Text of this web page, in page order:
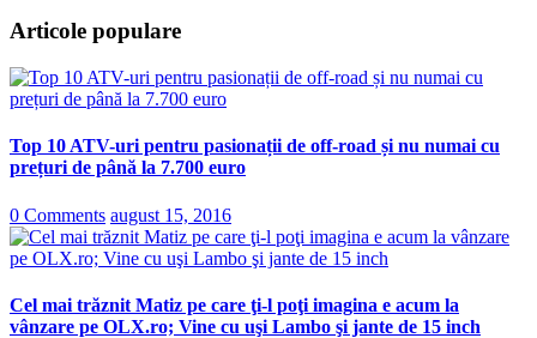
Articole populare
Top 10 ATV-uri pentru pasionații de off-road și nu numai cu
prețuri de până la 7.700 euro
0 Comments august 15, 2016
Cel mai trăznit Matiz pe care ţi-l poţi imagina e acum la
vânzare pe OLX.ro; Vine cu uşi Lambo şi jante de 15 inch